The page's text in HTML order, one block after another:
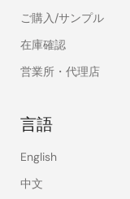
ご購入/サンプル
在庫確認
営業所・代理店
言語
English
中文